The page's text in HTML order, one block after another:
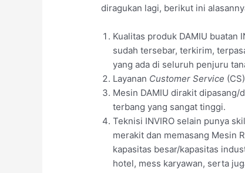
diragukan lagi, berikut ini
Kualitas produk DAMIU buatan
sudah tersebar, terkirim,
yang ada di seluruh penjuru
Layanan Customer Service
Mesin DAMIU dirakit
terbang yang sangat tinggi.
Teknisi INVIRO selain punya
merakit dan memasang Mesin
kapasitas besar/kapasitas
hotel, mess karyawan, serta